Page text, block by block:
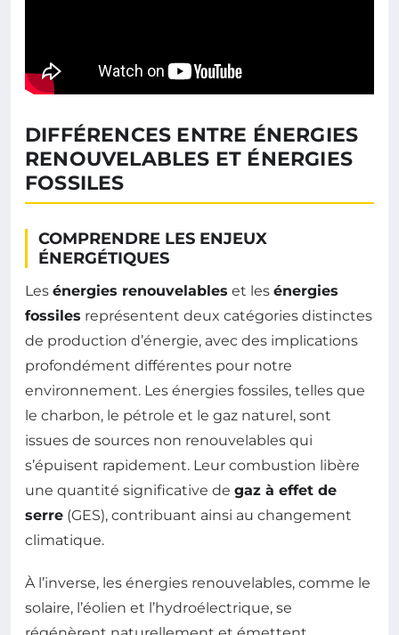
DIFFÉRENCES ENTRE ÉNERGIES
RENOUVELABLES ET ÉNERGIES
FOSSILES
COMPRENDRE LES ENJEUX
ÉNERGÉTIQUES
Les énergies renouvelables et les énergies
fossiles représentent deux catégories distinctes
de production d’énergie, avec des implications
profondément différentes pour notre
environnement. Les énergies fossiles, telles que
le charbon, le pétrole et le gaz naturel, sont
issues de sources non renouvelables qui
s’épuisent rapidement. Leur combustion libère
une quantité significative de gaz à effet de
serre (GES), contribuant ainsi au changement
climatique.
À l’inverse, les énergies renouvelables, comme le
solaire, l’éolien et l’hydroélectrique, se